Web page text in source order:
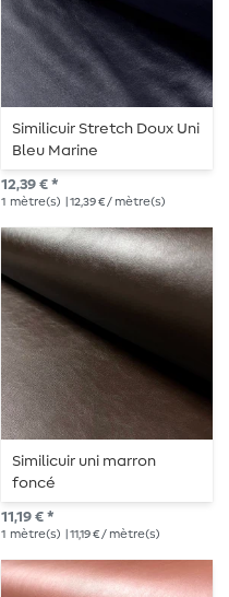
Similicuir Stretch Doux Uni
Bleu Marine
12,39 € *
1 mètre(s) | 12,39 € / mètre(s)
Similicuir uni marron
foncé
11,19 € *
1 mètre(s) | 11,19 € / mètre(s)